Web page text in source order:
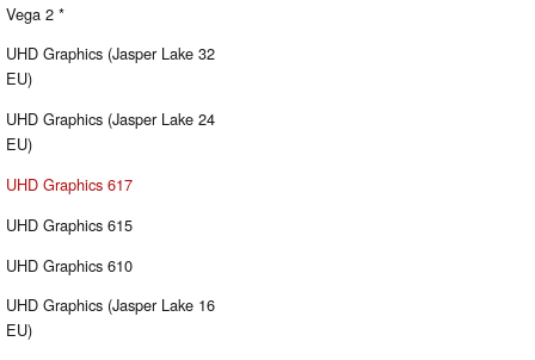
Vega 2 *
UHD Graphics (Jasper Lake 32
EU)
UHD Graphics (Jasper Lake 24
EU)
UHD Graphics 617
UHD Graphics 615
UHD Graphics 610
UHD Graphics (Jasper Lake 16
EU)